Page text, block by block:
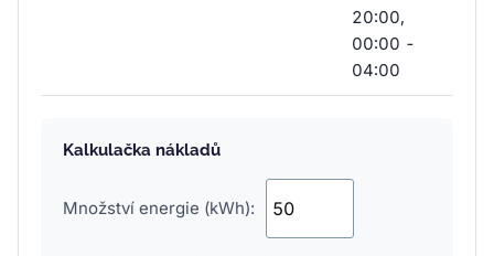
20:00,
00:00 -
04:00
Kalkulačka nákladů
Množství energie (kWh):